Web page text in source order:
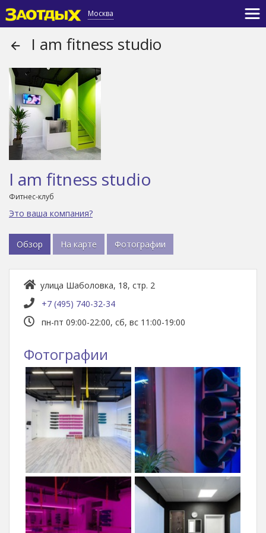
Москва
I am fitness studio
I am fitness studio
Фитнес-клуб
Это ваша компания?
Обзор На карте Фотографии
улица Шаболовка, 18, стр. 2
+7 (495) 740-32-34
пн-пт 09:00-22:00, сб, вс 11:00-19:00
Фотографии